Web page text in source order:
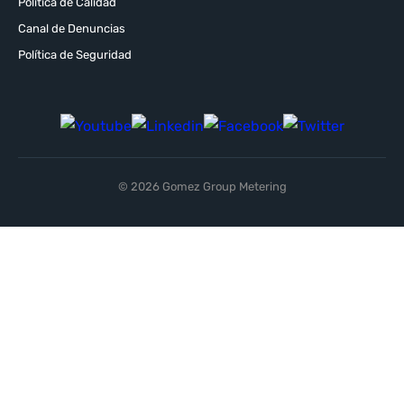
Canal de Denuncias
Política de Seguridad
© 2026 Gomez Group Metering